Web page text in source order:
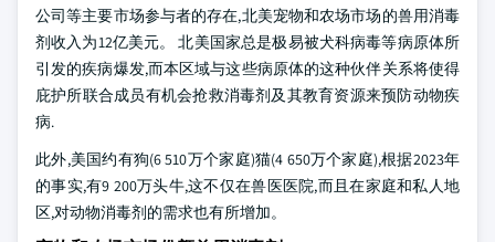
公司等主要市场参与者的存在,北美宠物和农场市场的兽用消毒
剂收入为12亿美元。 北美国家总是极易被犬科病毒等病原体所
引发的疾病爆发,而本区域与这些病原体的这种伙伴关系将使得
庇护所联合成员有机会抢救消毒剂及其教育资源来预防动物疾
病.
此外,美国约有狗(6 510万个家庭)猫(4 650万个家庭),根据2023年
的事实,有9 200万头牛,这不仅在兽医医院,而且在家庭和私人地
区,对动物消毒剂的需求也有所增加。